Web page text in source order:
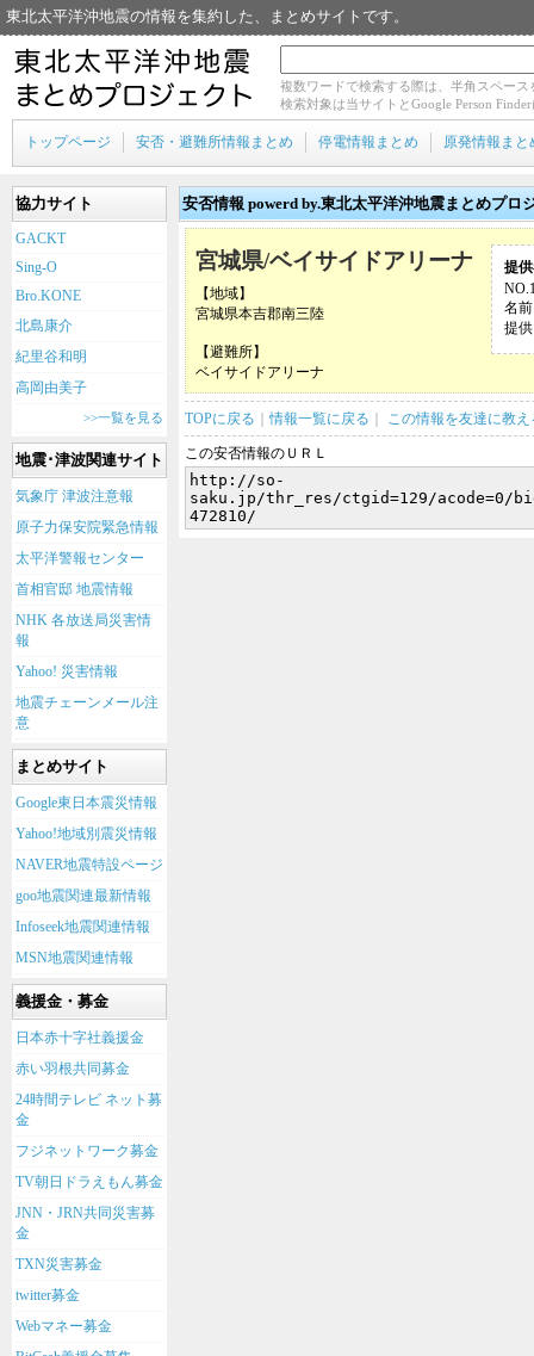
東北太平洋沖地震の情報を集約した、まとめサイトです。
複数ワードで検索する際は、半角スペース
検索対象は当サイトとGoogle Person
トップページ 安否・避難所情報まとめ 停電情報まとめ 原発情報まと
協力サイト
GACKT
Sing-O
Bro.KONE
北島康介
紀里谷和明
高岡由美子
>>一覧を見る
地震･津波関連サイト
気象庁 津波注意報
原子力保安院緊急情報
太平洋警報センター
首相官邸 地震情報
NHK 各放送局災害情
報
Yahoo! 災害情報
地震チェーンメール注
意
まとめサイト
Google東日本震災情報
Yahoo!地域別震災情報
NAVER地震特設ページ
goo地震関連最新情報
Infoseek地震関連情報
MSN地震関連情報
義援金・募金
日本赤十字社義援金
赤い羽根共同募金
24時間テレビ ネット募
金
フジネットワーク募金
TV朝日ドラえもん募金
JNN・JRN共同災害募
金
TXN災害募金
twitter募金
Webマネー募金
安否情報 powerd by.東北太平洋沖地震まとめプロ
宮城県/ベイサイドアリーナ
【地域】
宮城県本吉郡南三陸
【避難所】
ベイサイドアリーナ
提
名
提
TOPに戻る ｜情報一覧に戻る この情報を友達に教え
この安否情報のＵＲＬ